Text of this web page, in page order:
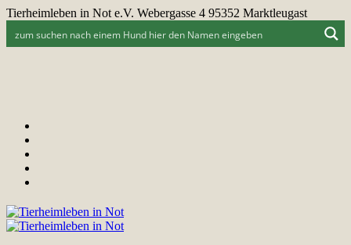
Tierheimleben in Not e.V. Webergasse 4 95352 Marktleugast